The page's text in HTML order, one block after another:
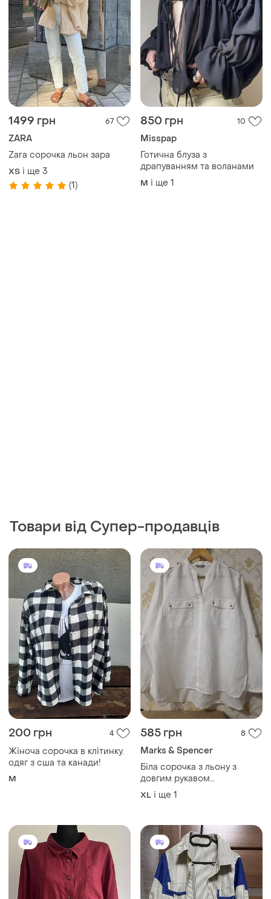
1499 грн 67
ZARA
Zara сорочка льон зара
ХS і ще 3
(1)
850 грн 10
Misspap
Готична блуза з
драпуванням та воланами
M і ще 1
Товари від Супер-продавців
200 грн 4
Жіноча сорочка в клітинку.
одяг з сша та канади!
M
585 грн 8
Marks & Spencer
Біла сорочка з льону з
довгим рукавом
marks&spencer
XL і ще 1